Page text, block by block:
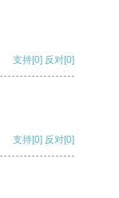
支持[0] 反对[0]
支持[0] 反对[0]